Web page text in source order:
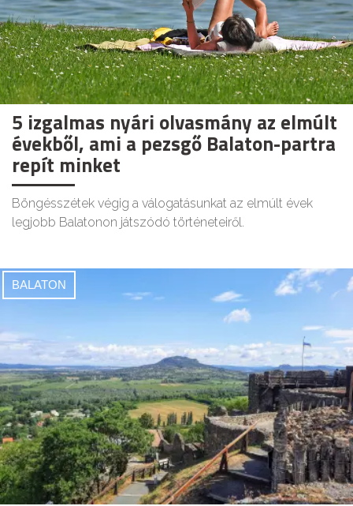
5 izgalmas nyári olvasmány az elmúlt
évekből, ami a pezsgő Balaton-partra
repít minket
Böngésszétek végig a válogatásunkat az elmúlt évek
legjobb Balatonon játszódó történeteiről.
BALATON